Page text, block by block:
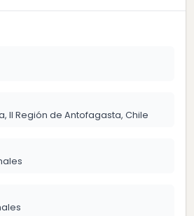
II Región de Antofagasta, Chile